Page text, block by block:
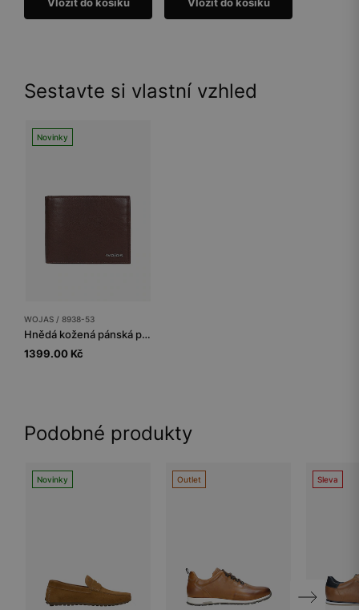
Sestavte si vlastní vzhled
Novinky
WOJAS / 8938-53
Hnědá kožená pánská peněženka s ochranou proti krádeži RFID
1399.00 Kč
Podobné produkty
Novinky Outlet Sleva